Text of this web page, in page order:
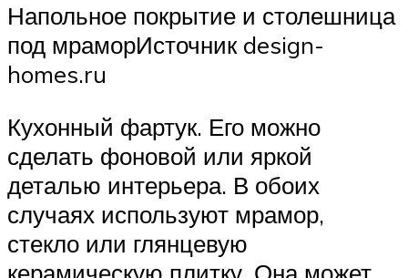
Напольное покрытие и столешница
под мраморИсточник design-
homes.ru
Кухонный фартук. Его можно
сделать фоновой или яркой
деталью интерьера. В обоих
случаях используют мрамор,
стекло или глянцевую